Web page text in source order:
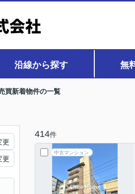
沿線から探す 無
買新着物件の一覧
414件
中古マンション
更
更